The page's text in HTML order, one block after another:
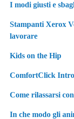
I modi giusti e
Stampanti Xerox
lavorare
Kids on the Hip
ComfortClick
Come rilassarsi
In che modo gli